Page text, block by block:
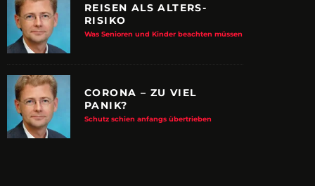
MACHER
System werden Reisen sicherer
ZUPANCIC
REISEN ALS ALTERS-
RISIKO
Was Senioren und Kinder beachten müssen
CORONA – ZU VIEL
PANIK?
Schutz schien anfangs übertrieben